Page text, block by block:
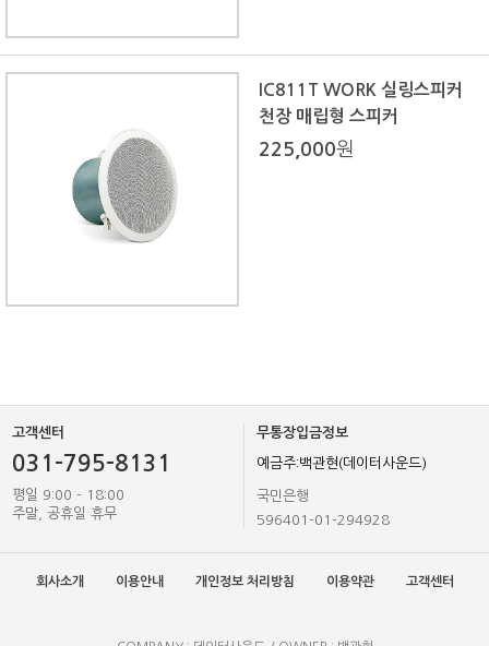
IC811T WORK 실링스피커
천장 매립형 스피커
225,000원
고객센터
031-795-8131
평일 9:00 - 18:00
주말, 공휴일 휴무
무통장입금정보
예금주:백관현(데이터사운드)
국민은행
596401-01-294928
회사소개 이용안내 개인정보 처리방침 이용약관 고객센터